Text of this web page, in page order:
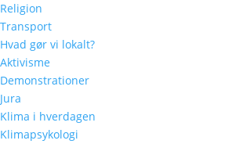
Religion
Transport
Hvad gør vi lokalt?
Aktivisme
Demonstrationer
Jura
Klima i hverdagen
Klimapsykologi